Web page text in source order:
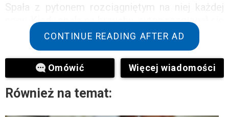
Spała z pytonem rozciągniętym na niej każdej
nocy. Kiedy spała na brzuchu, pyton rozciągał się
od jej głowy do palców u stóp. Uwielbiała to i
uważała to za wyjątkowy moment. Ale potem
zauważyła, że ​​coś jest nie tak.
tygodni pyton nagle przestał jeść. Kobieta była
CONTINUE READING AFTER AD
Omówić Więcej wiadomości
Również na temat: